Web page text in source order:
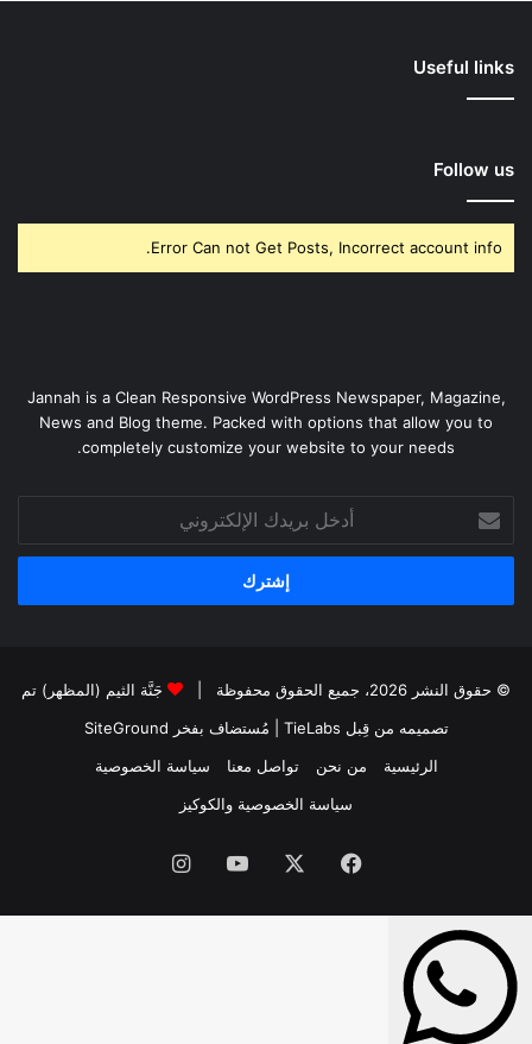
Useful links
Follow us
Error Can not Get Posts, Incorrect account info.
Jannah is a Clean Responsive WordPress Newspaper, Magazine,
News and Blog theme. Packed with options that allow you to
completely customize your website to your needs.
بريدك
© حقوق النشر 2026، جميع الحقوق محفوظة |
جَنَّة الثيم (المظهر) تم
تصميمه من قِبل TieLabs
| مُستضاف بفخر SiteGround
الرئيسية
من نحن تواصل معنا
سياسة الخصوصية
سياسة الخصوصية والكوكيز
فيسبوك ‫YouTubeانستقرام